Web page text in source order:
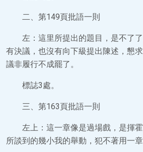
二、第149頁批語一則
左：這里所提出的題目，是不了
有決議，也沒有向下級提出陳述，懇
議非履行不成罷了。
標誌3處。
三、第163頁批語一則
左上：這一章像是過場戲，是揮
所談到的幾小我的舉動，犯不著用一章